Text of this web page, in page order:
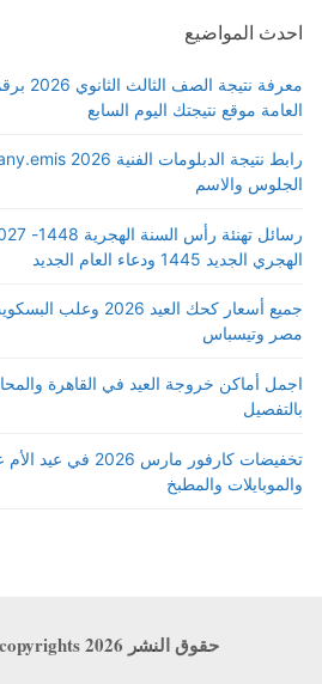
احدث المواضيع
معرفة
العامة موقع نتيجتك اليوم السابع
الجلوس والاسم
الهجري الجديد 1445 ودعاء العام الجديد
جميع أسعار كحك العيد
مصر وتيسباس
بالتفصيل
تخفيضات كارفور مارس
والموبايلات والمطبخ
حقوق النشر copyrights 2026 خمس خطوات